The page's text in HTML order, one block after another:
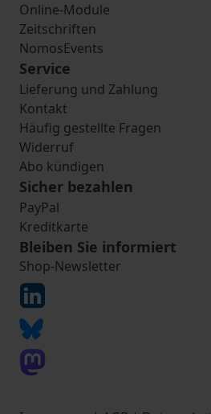
Online-Module
Zeitschriften
NomosEvents
Service
Lieferung und Zahlung
Kontakt
Häufig gestellte Fragen
Widerruf
Abo kündigen
Sicher bezahlen
PayPal
Kreditkarte
Bleiben Sie informiert
Shop-Newsletter